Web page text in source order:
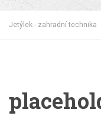
Jetýlek - zahradní technika